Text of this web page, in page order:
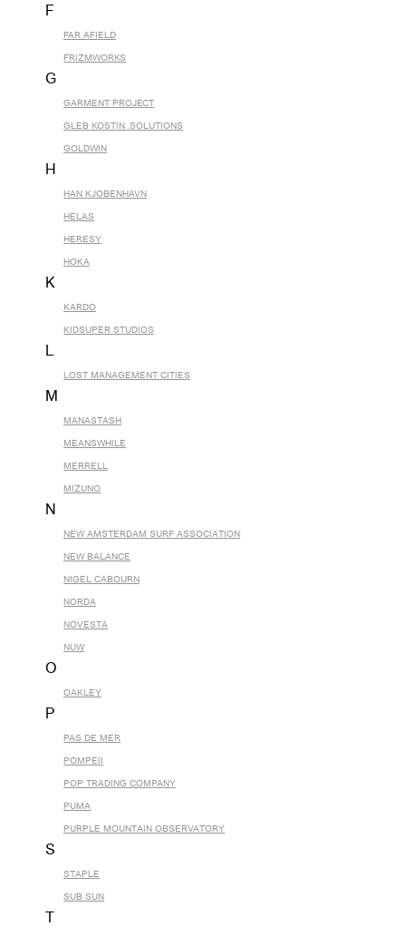
F
FAR AFIELD
FRIZMWORKS
G
GARMENT PROJECT
GLEB KOSTIN .SOLUTIONS
GOLDWIN
H
HAN KJOBENHAVN
HELAS
HERESY
HOKA
K
KARDO
KIDSUPER STUDIOS
L
LOST MANAGEMENT CITIES
M
MANASTASH
MEANSWHILE
MERRELL
MIZUNO
N
NEW AMSTERDAM SURF ASSOCIATION
NEW BALANCE
NIGEL CABOURN
NORDA
NOVESTA
NUW
O
OAKLEY
P
PAS DE MER
POMPEII
POP TRADING COMPANY
PUMA
PURPLE MOUNTAIN OBSERVATORY
S
STAPLE
SUB SUN